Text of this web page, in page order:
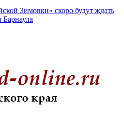
Зимовки» скоро будут ждать